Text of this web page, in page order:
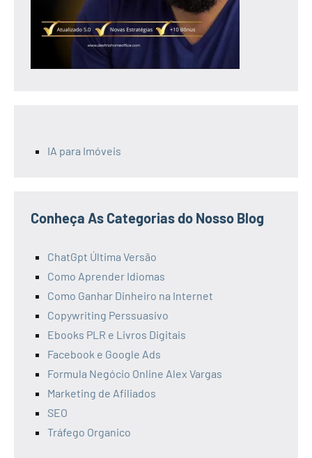
IA para Imóveis
Conheça As Categorias do Nosso Blog
ChatGpt Última Versão
Como Aprender Idiomas
Como Ganhar Dinheiro na Internet
Copywriting Perssuasivo
Ebooks PLR e Livros Digitais
Facebook e Google Ads
Formula Negócio Online Alex Vargas
Marketing de Afiliados
SEO
Tráfego Organico